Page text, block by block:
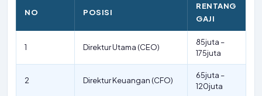
NO POSISI
RENTANG
GAJI
1 Direktur Utama (CEO)
85juta –
175juta
2 Direktur Keuangan (CFO)
65juta –
120juta